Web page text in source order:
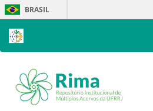
Skip
navigation
BRASIL